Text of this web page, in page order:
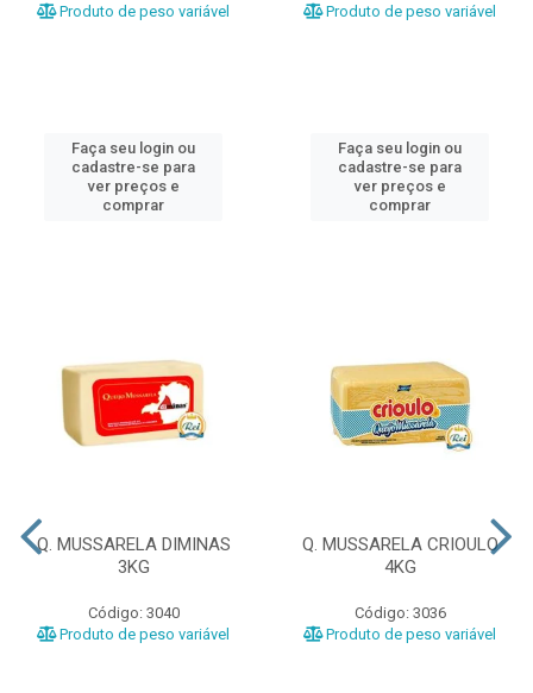
Produto de peso variável
Faça seu login ou
cadastre-se para
ver preços e
comprar
Produto de peso variável
Faça seu login ou
cadastre-se para
ver preços e
comprar
Q. MUSSARELA DIMINAS
3KG
Código: 3040
Produto de peso variável
Q. MUSSARELA CRIOULO
4KG
Código: 3036
Produto de peso variável